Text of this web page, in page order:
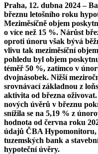
Praha, 12. dubna 2024 –
březnu letošního roku
Meziměsíčně objem
o více než 15 %. Nárůst
oproti únoru však bývá
vlivu tak meziměsíční
pohledu byl objem
téměř 50 %, zatímco v
dvojnásobek. Nižší
srovnávací základnou z
aktivita od března
nových úvěrů v březnu
snížila se na 5,19 % z
hodnota od června roku
údajů ČBA Hypomonitoru,
tuzemských bank a
hypoteční úvěry.